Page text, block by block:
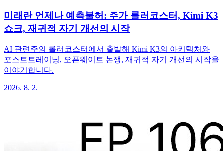
미래란 언제나 예측불허: 주가 롤러코스터, Kimi K3
쇼크, 재귀적 자기 개선의 시작
AI 관련주의 롤러코스터에서 출발해 Kimi K3의 아키텍처와
포스트트레이닝, 오픈웨이트 논쟁, 재귀적 자기 개선의 시작을
이야기합니다.
2026. 8. 2.